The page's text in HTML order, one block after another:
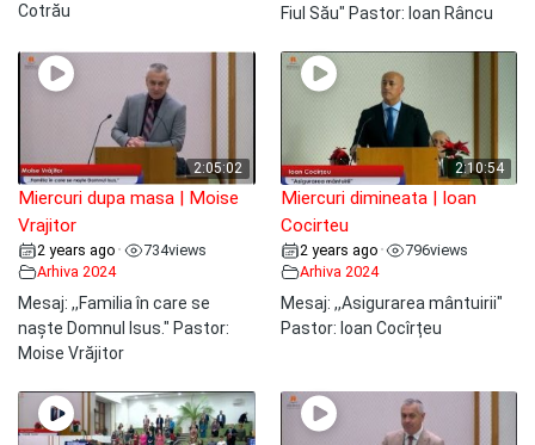
Cotrău
Fiul Său" Pastor: Ioan Râncu
2:05:02
Miercuri dupa masa | Moise
Vrajitor
2 years ago • 734views
Arhiva 2024
Mesaj: ,,Familia în care se
naște Domnul Isus." Pastor:
Moise Vrăjitor
2:10:54
Miercuri dimineata | Ioan
Cocirteu
2 years ago • 796views
Arhiva 2024
Mesaj: ,,Asigurarea mântuirii"
Pastor: Ioan Cocîrțeu